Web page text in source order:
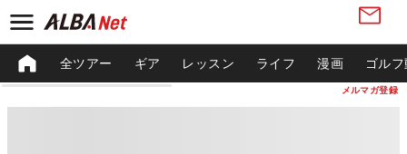
メルマガ登録
全ツアー ギア レッスン ライフ 漫画 ゴル